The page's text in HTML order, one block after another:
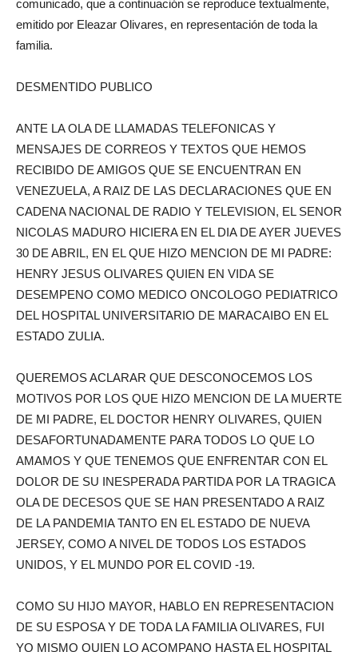
comunicado, que a continuación se reproduce textualmente,
emitido por Eleazar Olivares, en representación de toda la
familia.
DESMENTIDO PUBLICO
ANTE LA OLA DE LLAMADAS TELEFONICAS Y
MENSAJES DE CORREOS Y TEXTOS QUE HEMOS
RECIBIDO DE AMIGOS QUE SE ENCUENTRAN EN
VENEZUELA, A RAIZ DE LAS DECLARACIONES QUE EN
CADENA NACIONAL DE RADIO Y TELEVISION, EL SENOR
NICOLAS MADURO HICIERA EN EL DIA DE AYER JUEVES
30 DE ABRIL, EN EL QUE HIZO MENCION DE MI PADRE:
HENRY JESUS OLIVARES QUIEN EN VIDA SE
DESEMPENO COMO MEDICO ONCOLOGO PEDIATRICO
DEL HOSPITAL UNIVERSITARIO DE MARACAIBO EN EL
ESTADO ZULIA.
QUEREMOS ACLARAR QUE DESCONOCEMOS LOS
MOTIVOS POR LOS QUE HIZO MENCION DE LA MUERTE
DE MI PADRE, EL DOCTOR HENRY OLIVARES, QUIEN
DESAFORTUNADAMENTE PARA TODOS LO QUE LO
AMAMOS Y QUE TENEMOS QUE ENFRENTAR CON EL
DOLOR DE SU INESPERADA PARTIDA POR LA TRAGICA
OLA DE DECESOS QUE SE HAN PRESENTADO A RAIZ
DE LA PANDEMIA TANTO EN EL ESTADO DE NUEVA
JERSEY, COMO A NIVEL DE TODOS LOS ESTADOS
UNIDOS, Y EL MUNDO POR EL COVID -19.
COMO SU HIJO MAYOR, HABLO EN REPRESENTACION
DE SU ESPOSA Y DE TODA LA FAMILIA OLIVARES, FUI
YO MISMO QUIEN LO ACOMPANO HASTA EL HOSPITAL